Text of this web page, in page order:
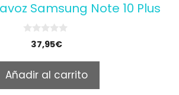
Samsung Note 10 Plus
o
f
5
37,95€
Añadir al carrito